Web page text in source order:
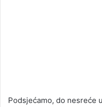
Podsjećamo, do nesreće